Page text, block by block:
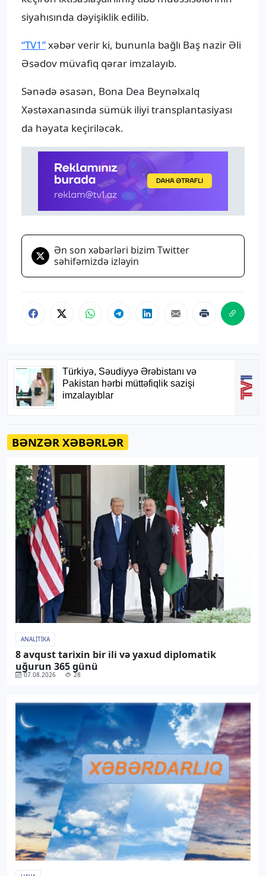
siyahısında dəyişiklik edilib.
“TV1”xəbər verir ki, bununla bağlı Baş nazir Əli
Əsədov müvafiq qərar imzalayıb.
Sənədə əsasən, Bona Dea Beynəlxalq
Xəstəxanasında sümük iliyi transplantasiyası
da həyata keçiriləcək.
Ən son xəbərləri bizim Twitter
səhifəmizdə izləyin
BƏNZƏR XƏBƏRLƏR
ANALITIKA
8 avqust tarixin bir ili və yaxud diplomatik
uğurun 365 günü
07.08.2026 28